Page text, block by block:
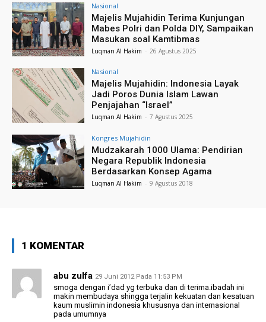
Nasional
Majelis Mujahidin Terima Kunjungan
Mabes Polri dan Polda DIY, Sampaikan
Masukan soal Kamtibmas
Luqman Al Hakim - 26 Agustus 2025
Nasional
Majelis Mujahidin: Indonesia Layak
Jadi Poros Dunia Islam Lawan
Penjajahan “Israel”
Luqman Al Hakim - 7 Agustus 2025
Kongres Mujahidin
Mudzakarah 1000 Ulama: Pendirian
Negara Republik Indonesia
Berdasarkan Konsep Agama
Luqman Al Hakim - 9 Agustus 2018
1 KOMENTAR
abu zulfa 29 Juni 2012 Pada 11:53 PM
smoga dengan i’dad yg terbuka dan di terima.ibadah ini
makin membudaya shingga terjalin kekuatan dan kesatuan
kaum muslimin indonesia khususnya dan internasional
pada umumnya